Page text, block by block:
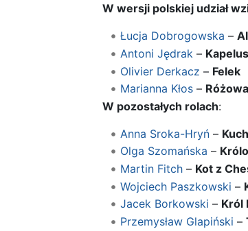
W wersji polskiej udział
Łucja Dobrogowska –
Antoni Jędrak –
Olivier Derkacz – Felek
Marianna Kłos–
W pozostałych rolach:
Anna Sroka-Hryń–
Olga Szomańska –
Martin Fitch– Kot z
Wojciech Paszkowski –
Jacek Borkowski – Król
Przemysław Glapiński –